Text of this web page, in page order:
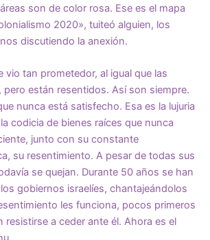
son de color rosa. Ese es el mapa
2020», tuiteó alguien, los
discutiendo la anexión.
vio tan prometedor, al igual que las
pero están resentidos. Así son siempre.
nunca está satisfecho. Esa es la lujuria
codicia de bienes raíces que nunca
junto con su constante
su resentimiento. A pesar de todas sus
se quejan. Durante 50 años se han
gobiernos israelíes, chantajeándolos
les funciona, pocos primeros
resistirse a ceder ante él. Ahora es el